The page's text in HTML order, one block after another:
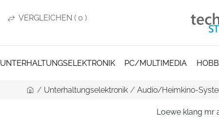
VERGLEICHEN ( 0 )
UNTERHALTUNGSELEKTRONIK PC/MULTIMEDIA
/ Unterhaltungselektronik / Audio/Heimkino-
Loewe klang mr